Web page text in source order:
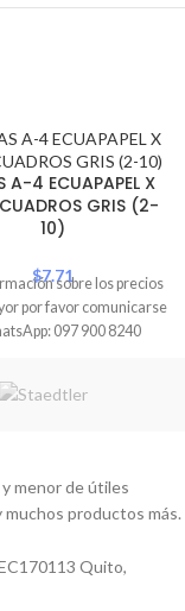
A-4 ECUAPAPEL X
GRIS (2-
10)
$7.71sobre los precios
por favor comunicarse
097 900 8240
menor de útiles
muchos productos más.
Quito,